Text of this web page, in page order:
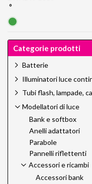
°
Categorie prodotti
Batterie
Illuminatori luce
Tubi flash, lampade,
Modellatori di luce
Bank e softbox
Anelli adattatori
Parabole
Pannelli riflettenti
Accessori e ricambi
Accessori bank